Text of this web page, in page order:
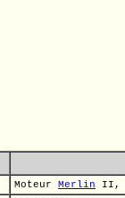
Moteur Merlin II,